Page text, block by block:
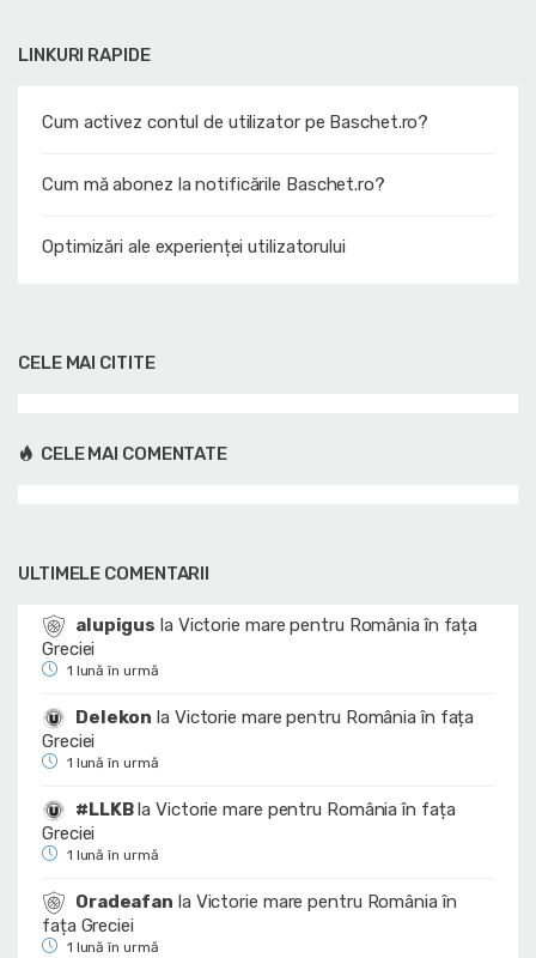
LINKURI RAPIDE
Cum activez contul de utilizator pe Baschet.ro?
Cum mă abonez la notificările Baschet.ro?
Optimizări ale experienței utilizatorului
CELE MAI CITITE
CELE MAI COMENTATE
ULTIMELE COMENTARII
alupigus la Victorie mare pentru România în fața
Greciei
1 lună în urmă
Delekon la Victorie mare pentru România în fața
Greciei
1 lună în urmă
#LLKBlaVictorie mare pentru România în fața
Greciei
1 lună în urmă
Oradeafan la Victorie mare pentru România în
fața Greciei
1 lună în urmă